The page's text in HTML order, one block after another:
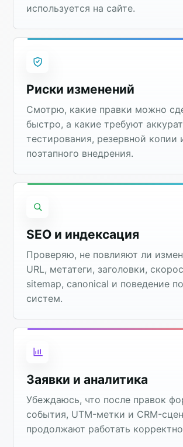
используется на сайте.
Риски изменений
Смотрю, какие правки можно
быстро, а какие требуют
тестирования, резервной копии
поэтапного внедрения.
SEO и индексация
Проверяю, не повлияют ли
URL, метатеги, заголовки,
sitemap, canonical и поведение
систем.
Заявки и аналитика
Убеждаюсь, что после правок
события, UTM-метки и CRM-
продолжают работать